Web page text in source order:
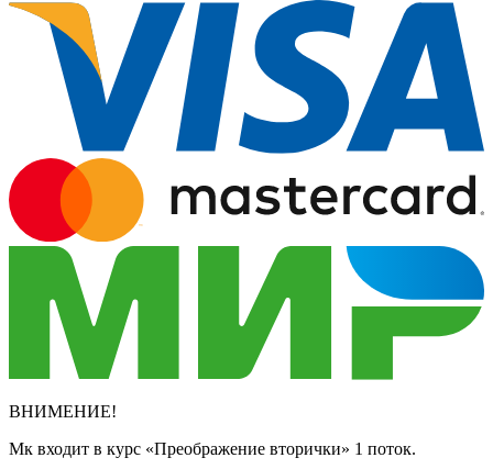
ВНИМЕНИЕ!
Мк входит в курс «Преображение вторички» 1 поток.